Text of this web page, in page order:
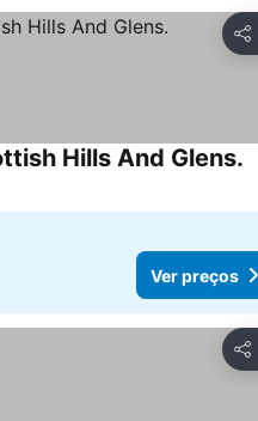
Hills And Glens.
Ver preços